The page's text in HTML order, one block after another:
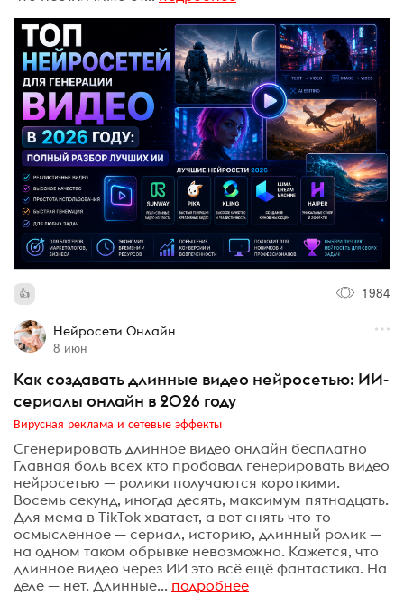
1984
Нейросети Онлайн
8 июн
Как создавать длинные видео нейросетью: ИИ-
сериалы онлайн в 2026 году
Вирусная реклама и сетевые эффекты
Сгенерировать длинное видео онлайн бесплатно
Главная боль всех кто пробовал генерировать видео
нейросетью — ролики получаются короткими.
Восемь секунд, иногда десять, максимум пятнадцать.
Для мема в TikTok хватает, а вот снять что-то
осмысленное — сериал, историю, длинный ролик —
на одном таком обрывке невозможно. Кажется, что
длинное видео через ИИ это всё ещё фантастика. На
деле — нет. Длинные... подробнее